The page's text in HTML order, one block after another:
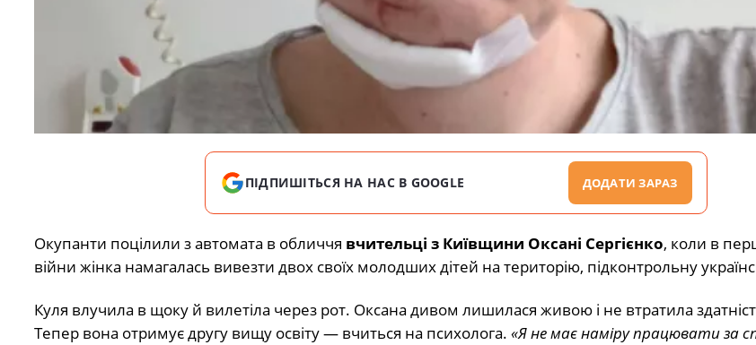
ПІДПИШІТЬСЯ НА НАС В GOOGLE ДОДАТИ ЗАРАЗ
Окупанти поцілили з автомата в обличчя вчительці з Київщини Оксані Сергієнко, коли в
війни жінка намагалась вивезти двох своїх молодших дітей на територію, підконтрольну
Куля влучила в щоку й вилетіла через рот. Оксана дивом лишилася живою і не втратила
Тепер вона отримує другу вищу освіту — вчиться на психолога. «Я не має наміру працювати за